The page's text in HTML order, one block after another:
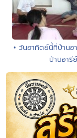
• วันอาทิตย์นี้ที่บ้าน
บ้านอารี